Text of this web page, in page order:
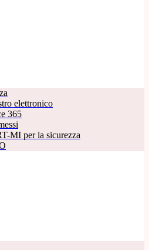
elettronico
365
MI per la sicurezza